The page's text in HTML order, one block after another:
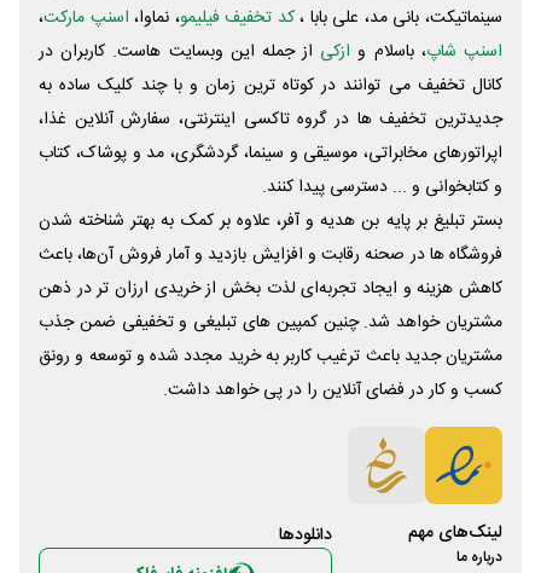
سینماتیکت، بانی مد، علی‌ بابا ،کد تخفیف فیلیمو، نماوا، اسنپ مارکت،
اسنپ شاپ، باسلام و ازکی از جمله این وبسایت ‌هاست. کاربران در
کانال تخفیف می توانند در کوتاه ترین زمان و با چند کلیک ساده به
جدیدترین تخفیف ها در گروه تاکسی اینترنتی، سفارش آنلاین غذا،
اپراتورهای مخابراتی، موسیقی و سینما، گردشگری، مد و پوشاک، کتاب
و کتابخوانی و ... دسترسی پیدا کنند.
بستر تبلیغ بر پایه بن هدیه و آفر، علاوه بر کمک به بهتر شناخته شدن
فروشگاه ها در صحنه رقابت و افزایش بازدید و آمار فروش آن‌ها، باعث
کاهش هزینه و ایجاد تجربه‌ای لذت بخش از خریدی ارزان تر در ذهن
مشتریان خواهد شد. چنین کمپین های تبلیغی و تخفیفی ضمن جذب
مشتریان جدید باعث ترغیب کاربر به خرید مجدد شده و توسعه و رونق
کسب و کار در فضای آنلاین را در پی خواهد داشت.
لینک‌های مهم
درباره ما
دانلود‌ها